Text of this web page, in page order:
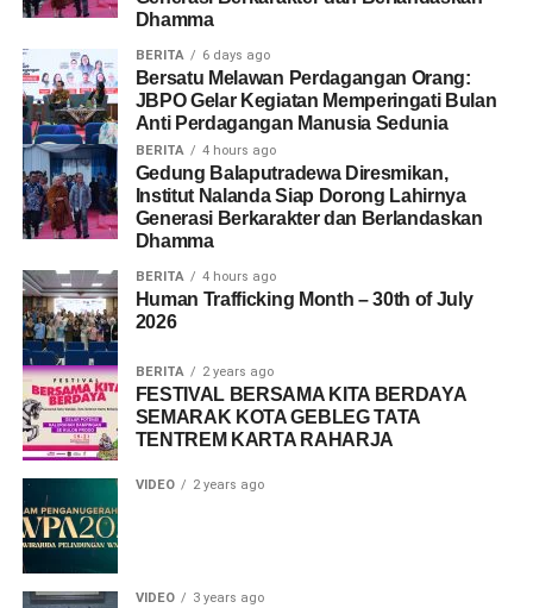
Dhamma
BERITA 6 days ago
Bersatu Melawan Perdagangan Orang:
JBPO Gelar Kegiatan Memperingati Bulan
Anti Perdagangan Manusia Sedunia
BERITA 4 hours ago
Gedung Balaputradewa Diresmikan,
Institut Nalanda Siap Dorong Lahirnya
Generasi Berkarakter dan Berlandaskan
Dhamma
BERITA 4 hours ago
Human Trafficking Month – 30th of July
2026
BERITA 2 years ago
FESTIVAL BERSAMA KITA BERDAYA
SEMARAK KOTA GEBLEG TATA
TENTREM KARTA RAHARJA
VIDEO 2 years ago
VIDEO 3 years ago